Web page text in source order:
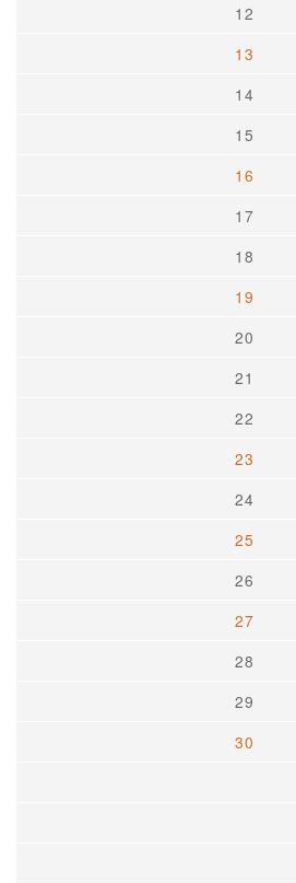
12
13
14
15
16
17
18
19
20
21
22
23
24
25
26
27
28
29
30